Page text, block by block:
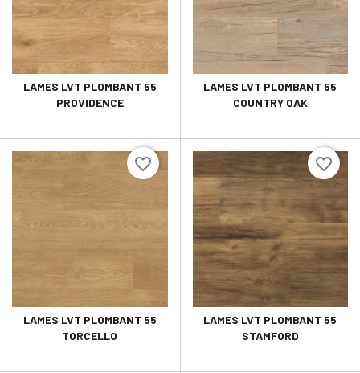
LAMES LVT PLOMBANT 55
PROVIDENCE
LAMES LVT PLOMBANT 55
COUNTRY OAK
LAMES LVT PLOMBANT 55
TORCELLO
favorite_border
LAMES LVT PLOMBANT 55
STAMFORD
favorite_border